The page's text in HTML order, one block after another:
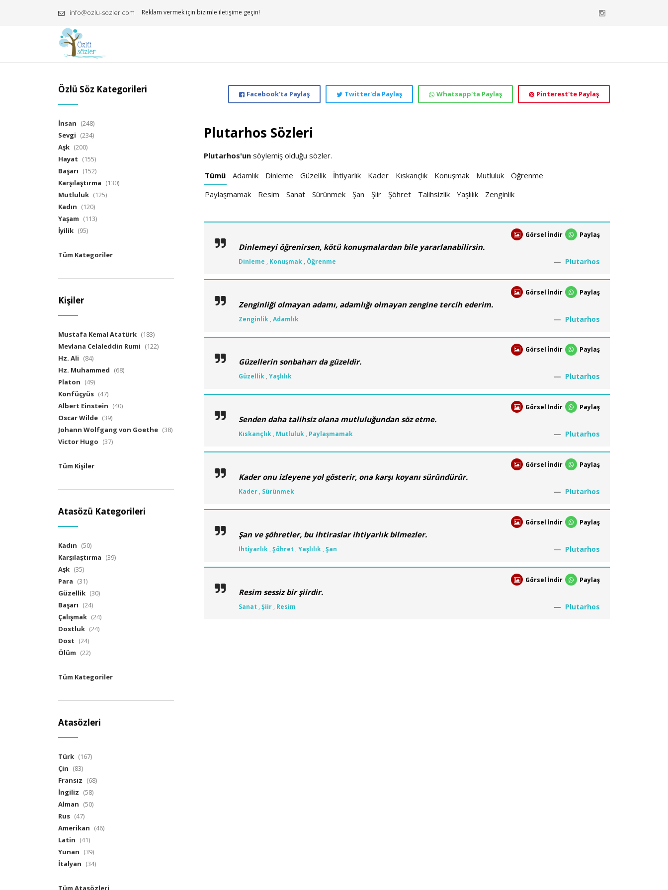
info@ozlu-sozler.com Reklam vermek için bizimle iletişime geçin!
Pinterest'te Paylaş
Whatsapp'ta Paylaş
Twitter'da Paylaş
Facebook'ta Paylaş
Plutarhos Sözleri
Plutarhos'unsöylemiş olduğu sözler.
Tümü
Adamlık Dinleme Güzellik İhtiyarlık Kader Kıskançlık Konuşmak Mutluluk
Öğrenme
Paylaşmamak
Resim Sanat Sürünmek Şan Şiir Şöhret Talihsizlik Yaşlılık Zenginlik
Görsel İndir Paylaş
Dinlemeyi öğrenirsen, kötü konuşmalardan bile yararlanabilirsin.
Plutarhos
Dinleme , Konuşmak, Öğrenme
Görsel İndir Paylaş
Zenginliği olmayan adamı, adamlığı olmayan zengine tercih ederim.
Plutarhos
Zenginlik, Adamlık
Görsel İndir Paylaş
Güzellerin sonbaharı da güzeldir.
Plutarhos
Güzellik, Yaşlılık
Görsel İndir Paylaş
Senden daha talihsiz olana mutluluğundan söz etme.
Plutarhos
Kıskançlık, Mutluluk, Paylaşmamak
Görsel İndir Paylaş
Kader onu izleyene yol gösterir, ona karşı koyanı süründürür.
Plutarhos
Kader, Sürünmek
Görsel İndir Paylaş
Şan ve şöhretler, bu ihtiraslar ihtiyarlık bilmezler.
Plutarhos
İhtiyarlık, Şöhret , Yaşlılık, Şan
Görsel İndir Paylaş
Resim sessiz bir şiirdir.
Plutarhos
Sanat , Şiir, Resim
Özlü Söz Kategorileri
İnsan (248)
Sevgi (234)
Aşk (200)
Hayat (155)
Başarı (152)
Karşılaştırma (130)
Mutluluk (125)
Kadın (120)
Yaşam (113)
İyilik (95)
Tüm Kategoriler
Kişiler
Mustafa Kemal Atatürk (183)
Mevlana Celaleddin Rumi (122)
Hz. Ali (84)
Hz. Muhammed (68)
Platon (49)
Konfüçyüs (47)
Albert Einstein (40)
Oscar Wilde (39)
Johann Wolfgang von Goethe (38)
Victor Hugo (37)
Tüm Kişiler
Atasözü Kategorileri
Kadın (50)
Karşılaştırma (39)
Aşk (35)
Para (31)
Güzellik (30)
Başarı (24)
Çalışmak (24)
Dostluk (24)
Dost (24)
Ölüm (22)
Tüm Kategoriler
Atasözleri
Türk (167)
Çin (83)
Fransız (68)
İngiliz (58)
Alman (50)
Rus (47)
Amerikan (46)
Latin (41)
Yunan (39)
İtalyan (34)
Tüm Atasözleri